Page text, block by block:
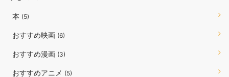
本 (5)
おすすめ映画 (6)
おすすめ漫画 (3)
おすすめアニメ (5)